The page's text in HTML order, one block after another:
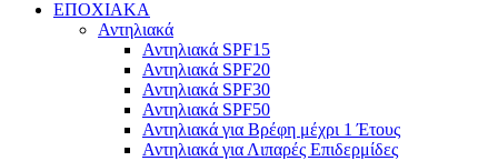
ΕΠΟΧΙΑΚΑ
Αντηλιακά
Αντηλιακά SPF15
Αντηλιακά SPF20
Αντηλιακά SPF30
Αντηλιακά SPF50
Αντηλιακά για Βρέφη μέχρι 1 Έτους
Αντηλιακά για Λιπαρές Επιδερμίδες